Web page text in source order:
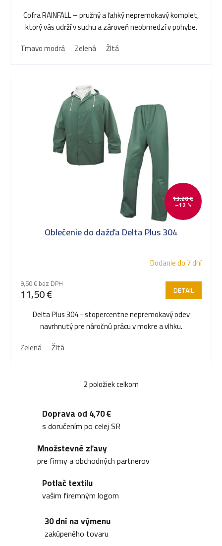
Cofra RAINFALL – pružný a ľahký nepremokavý komplet,
ktorý vás udrží v suchu a zároveň neobmedzí v pohybe.
Tmavo modrá
Zelená Žltá
13,20 €
–12 %
Oblečenie do dažďa Delta Plus 304
Dodanie do 7 dní
9,50 € bez DPH
11,50 € DETAIL
Delta Plus 304 - stopercentne nepremokavý odev
navrhnutý pre náročnú prácu v mokre a vlhku.
Zelená
Žltá
O
v
l
d
e
2položiek celkom
Doprava od 4,70 €
s doručením po celej SR
Množstevné zľavy
pre firmy a obchodných partnerov
Potlač textilu
vašim firemným logom
30 dní na výmenu
zakúpeného tovaru